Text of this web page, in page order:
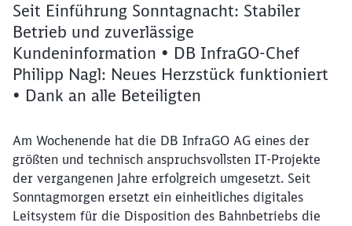
Seit Einführung Sonntagnacht: Stabiler
Betrieb und zuverlässige
Kundeninformation • DB InfraGO-Chef
Philipp Nagl: Neues Herzstück funktioniert
• Dank an alle Beteiligten
Am Wochenende hat die DB InfraGO AG eines der
größten und technisch anspruchsvollsten IT-Projekte
der vergangenen Jahre erfolgreich umgesetzt. Seit
Sonntagmorgen ersetzt ein einheitliches digitales
Leitsystem für die Disposition des Bahnbetriebs die